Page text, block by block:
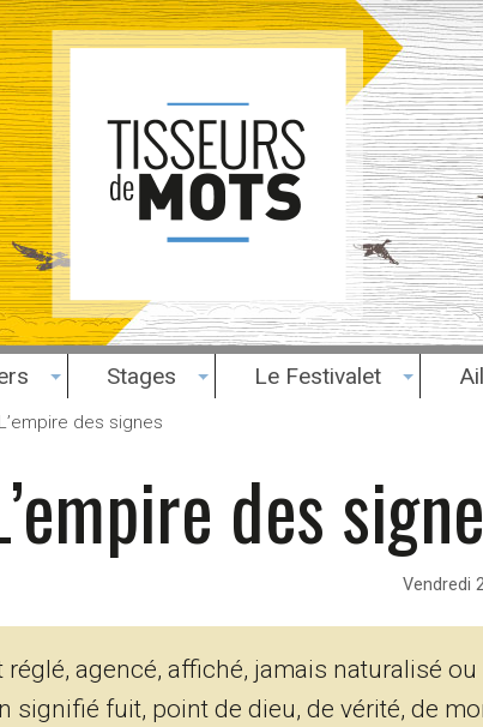
Stages Le Festivalet
des signes
des
Vendredi
agencé, affiché, jamais naturalisé ou
signifié fuit, point de dieu, de vérité, de